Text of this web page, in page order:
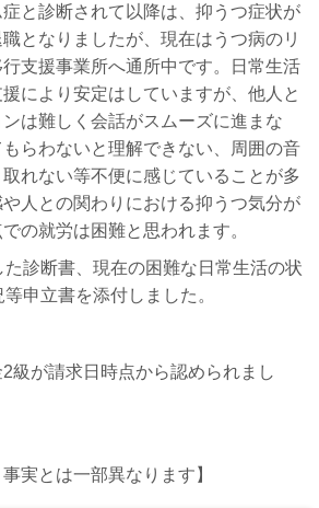
と診断されて以降は、抑うつ症状が
となりましたが、現在はうつ病のリ
支援事業所へ通所中です。日常生活
により安定はしていますが、他人と
は難しく会話がスムーズに進まな
らわないと理解できない、周囲の音
れない等不便に感じていることが多
人との関わりにおける抑うつ気分が
の就労は困難と思われます。
診断書、現在の困難な日常生活の状
申立書を添付しました。
2級が請求日時点から認められまし
実とは一部異なります】